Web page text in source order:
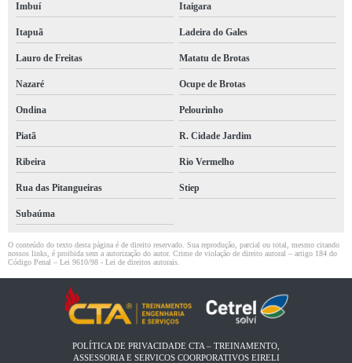
Imbuí Itaigara
Itapuã Ladeira do Gales
Lauro de Freitas Matatu de Brotas
Nazaré Ocupe de Brotas
Ondina Pelourinho
Piatã R. Cidade Jardim
Ribeira Rio Vermelho
Rua das Pitangueiras Stiep
Subaúma
O conteúdo do texto desta página é de direito reservado. Sua reprodução, parcial ou total, mesmo citando
nossos links, é proibida sem a autorização do autor. Crime de violação de direito autoral – artigo 184 do
Código Penal – Lei 9610/98 - Lei de direitos autorais
POLÍTICA DE PRIVACIDADE CTA – TREINAMENTO,
ASSESSORIA E SERVICOS COORPORATIVOS EIRELI​